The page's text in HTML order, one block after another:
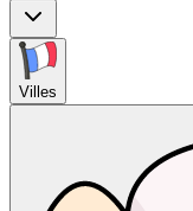
Villes